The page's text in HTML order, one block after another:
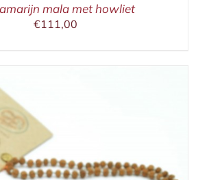
mala met howliet
€111,00